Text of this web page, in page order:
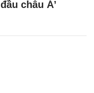
châu Á’